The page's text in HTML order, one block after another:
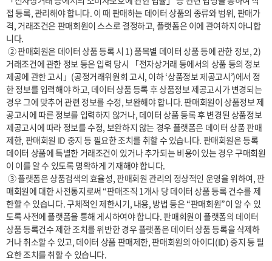
접 등록, 관리해야 합니다. 이 때 판매하는 데이터 상품의 종류와 범위, 판매가
격, 거래조건은 판매회원이 스스로 결정하고, 플랫폼은 이에 관여하지 아니합
니다.
거래조건에 관한 정보 등은 입력 당시 「전자상거래 등에서의 상품 등의 정보
제공에 관한 고시」(공정거래위원회 고시, 이하 ‘상품정보 제공고시’)에서 정
한 정보를 입력해야 하고, 데이터 상품 등록 후 상품정보 제공고시가 변경되는
경우 그에 맞추어 관련 정보를 수정, 보완해야 합니다. 판매회원이 상품정보 제
공고시에 따른 정보를 입력하지 않거나, 데이터 상품 등록 후 변경된 상품정보
제공고시에 따라 정보를 수정, 보완하지 않는 경우 플랫폼은 데이터 상품 판매
제한, 판매회원 ID 중지 등 필요한 조치를 취할 수 있습니다. 판매회원은 등록
데이터 상품에 특별한 거래조건이 있거나 추가되는 비용이 있는 경우 구매회원
이 이를 알 수 있도록 명확하게 기재해야 합니다.
매회원에 대한 사전통지로써 “판매조직 1개사 당 데이터 상품 등록 건수를 제
한할 수 있습니다. 구체적인 제한시기, 내용, 방법 등은 “판매회원”이 알 수 있
도록 사전에 플랫폼을 통해 게시하여야 합니다. 판매회원이 플랫폼의 데이터
상품 등록건수 제한 조치를 위반한 경우 플랫폼은 데이터 상품 등록을 삭제하
거나 취소할 수 있고, 데이터 상품 판매제한, 판매회원의 아이디(ID) 중지 등 필
요한 조치를 취할 수 있습니다.